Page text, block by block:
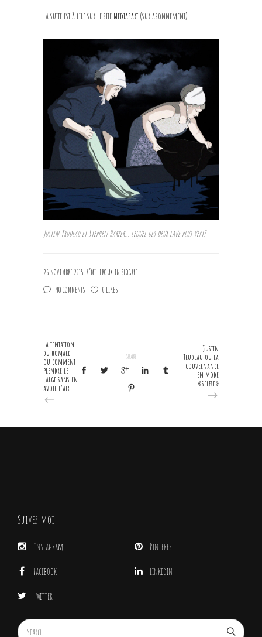
La suite est à lire sur le site Mediapart (sur abonnement)
Justin Trudeau et Stephen Harper… lequel des deux lave plus vert?
26 NOVEMBRE 2015 RÉMI LEROUX IN BLOGUE
NO COMMENTS
0 LIKES
La tentation
du homard
ou comment
prendre le
large sans en
avoir l'air
SHARE
Justin
Trudeau ou la
gouvernance
en mode
«selfie»
Suivez-moi
Instagram
Facebook
Twitter
Pinterest
Linkedin